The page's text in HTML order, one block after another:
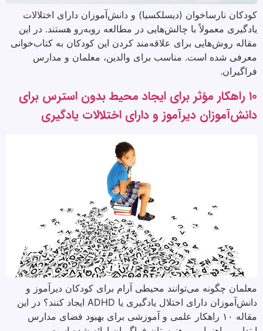
کودکان نارساخوان (دیسلکسیا) و دانش‌آموزان دارای اختلالات
یادگیری معمولاً با چالش‌هایی در مطالعه روبه‌رو هستند. در این
مقاله روش‌هایی برای علاقه‌مند کردن این کودکان به کتاب‌خوانی
معرفی شده است. مناسب برای والدین، معلمان و مدارس
فراگیران.
۱۰ راهکار مؤثر برای ایجاد محیط بدون استرس برای
دانش‌آموزان دیرآموز و دارای اختلالات یادگیری
معلمان چگونه می‌توانند محیطی آرام برای کودکان دیرآموز و
دانش‌آموزان دارای اختلال یادگیری یا ADHD ایجاد کنند؟ در این
مقاله ۱۰ راهکار علمی و آموزشی برای بهبود فضای مدارس